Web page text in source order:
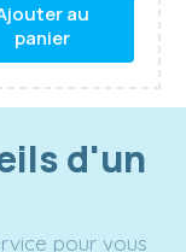
au
panier
d'un
pour vous